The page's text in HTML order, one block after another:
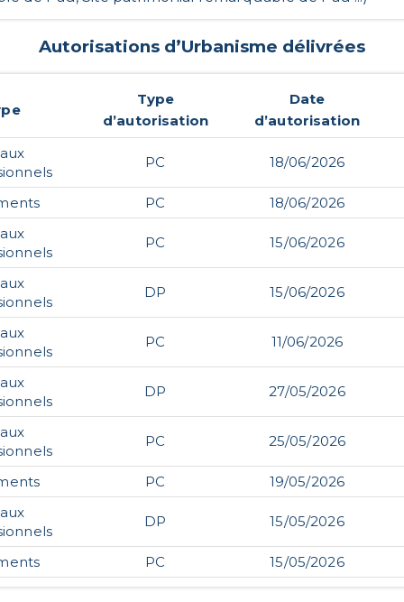
Autorisations d’Urbanisme délivrées
Type
d’autorisation
Date
d’autorisation
PC 18/06/2026
PC
18/06/2026
PC 15/06/2026
DP 15/06/2026
PC 11/06/2026
DP 27/05/2026
PC 25/05/2026
PC
19/05/2026
DP 15/05/2026
PC 15/05/2026